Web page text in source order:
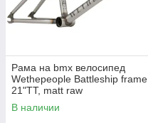
Рама на bmx велосипед
Wethepeople Battleship frame
21"TT, matt raw
В наличии